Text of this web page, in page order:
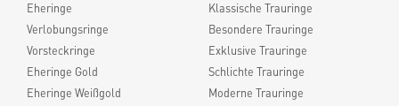
Eheringe
Verlobungsringe
Vorsteckringe
Eheringe Gold
Eheringe Weißgold
Klassische Trauringe
Besondere Trauringe
Exklusive Trauringe
Schlichte Trauringe
Moderne Trauringe